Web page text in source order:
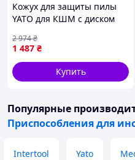
Кожух для защиты пилы
YATO для КШМ с диском
32 мм зона работы 28-36
мм
1 487 ₴
2 974₴
Купить
Популярные
Приспособления для
Intertool Yato